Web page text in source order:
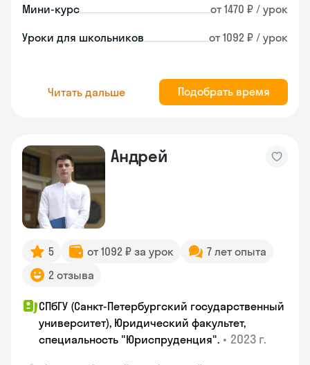
Мини-курс от 1470 ₽ / урок
Уроки для школьников от 1092 ₽ / урок
Читать дальше Подобрать время
Андрей
5 от 1092 ₽ за урок
7 лет опыта
2 отзыва
СПбГУ (Санкт-Петербургский государственный
университет), Юридический факультет,
специальность "Юриспруденция". • 2023 г.